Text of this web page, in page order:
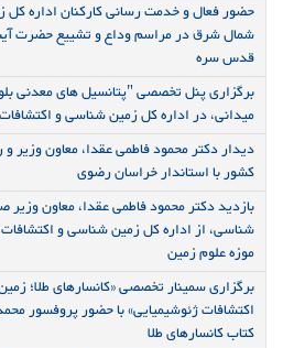
حضور فعال و خدمت رسانی کارکنان اداره
شمال شرق در مراسم وداع و تشییع حضرت
قدس سره
برگزاری پنل تخصصی "پتانسیل های معدنی
میدانی، در اداره کل زمین شناسی و
دیدار دکتر محمود فاطمی عقدا، معاون
کشور با استاندار خراسان رضوی
بازدید دکتر محمود فاطمی عقدا، معاون
شناسی، از اداره کل زمین شناسی و
موزه علوم زمین
برگزاری سمینار تخصصی «کانسارهای طلا؛
اکتشافات ژئوشیمیایی» با حضور پروفسور
کتاب کانسارهای طلا